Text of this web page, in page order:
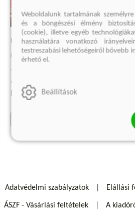
LEGO EGY ÉLETEN ÁT
Egy család és egy cég története
Jens Andersen
9 749 Ft
Eredeti ár:12 999 Ft
Adatvédelmi szabályzatok Elállási
ÁSZF - Vásárlási feltételek A
Weboldalunk tartalmának
és a böngészési élmény
(cookie), illetve egyéb
használatára vonatkozó
testreszabási lehetőségeiről bővebb
érhető el.
Beállítások